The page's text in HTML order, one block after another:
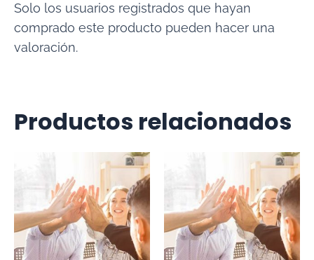
Solo los usuarios registrados que hayan
comprado este producto pueden hacer una
valoración.
Productos relacionados